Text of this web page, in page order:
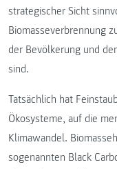
strategischer Sicht
Biomasseverbrennung
der Bevölkerung und
sind.
Tatsächlich hat
Ökosysteme, auf die
Klimawandel.
sogenannten Black